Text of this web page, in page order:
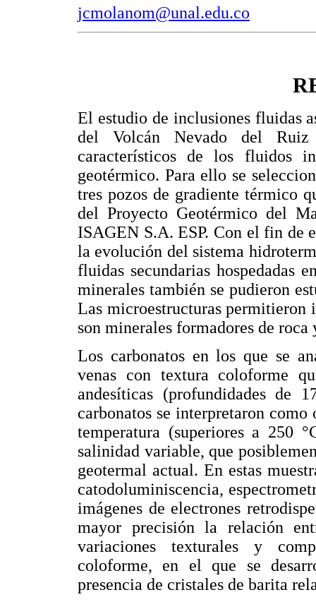
jcmolanom@unal.edu.co
El estudio de inclusiones fluidas
del Volcán Nevado del Ruiz
característicos de los fluidos
geotérmico. Para ello se
tres pozos de gradiente térmico
del Proyecto Geotérmico del
ISAGEN S.A. ESP. Con el fin de
la evolución del sistema
fluidas secundarias hospedadas
minerales también se pudieron
Las microestructuras permitieron
son minerales formadores de
Los carbonatos en los que se
venas con textura coloforme
andesíticas (profundidades de
carbonatos se interpretaron
temperatura (superiores a 250
salinidad variable, que
geotermal actual. En estas
catodoluminiscencia,
imágenes de electrones
mayor precisión la relación
variaciones texturales y
coloforme, en el que se
presencia de cristales de barita